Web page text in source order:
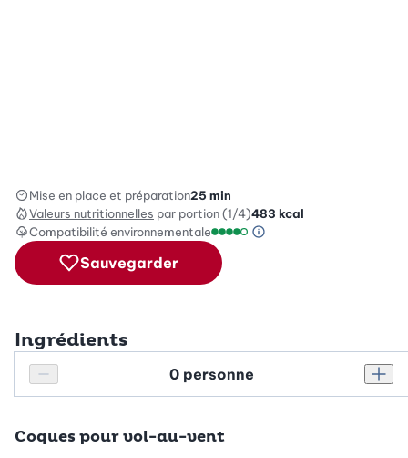
Mise en place et préparation25 min
Valeurs nutritionnelles par portion (1/4)483 kcal
Compatibilité environnementale
Échelle de compatibilité
Information sur
Sauvegarder
Ingrédients
Réduire le nombre de personnes
Personnes
Coques pour vol-au-vent